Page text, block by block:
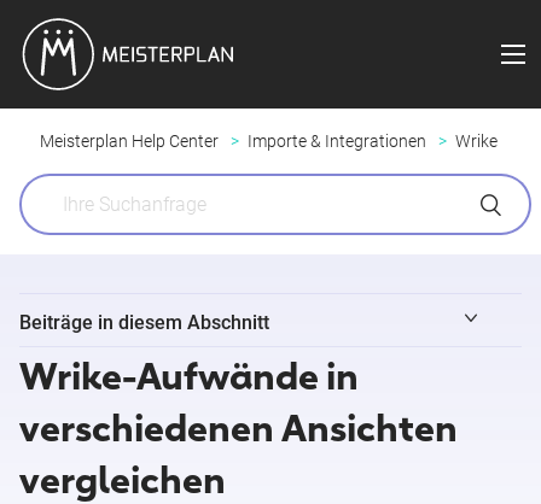
Meisterplan Help Center Importe & Integrationen Wrike
Beiträge in diesem Abschnitt
Projekte aus Wrike importieren
Wrike-Aufwände im Information Panel vergleichen​
Wrike-Aufwände in
verschiedenen Ansichten
vergleichen​